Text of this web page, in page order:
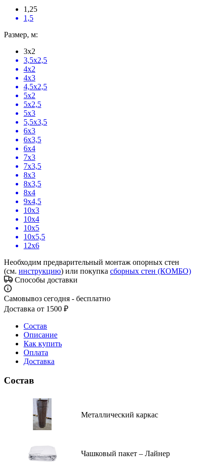
1,25
1,5
Размер, м:
3x2
3,5x2,5
4x2
4x3
4,5x2,5
5x2
5x2,5
5x3
5,5x3,5
6x3
6x3,5
6x4
7x3
7x3,5
8x3
8x3,5
8x4
9x4,5
10x3
10x4
10x5
10x5,5
12x6
Необходим предварительный монтаж опорных стен
(см. инструкцию) или покупка сборных стен (КОМБО)
Способы доставки
Самовывоз сегодня - бесплатно
Доставка от 1500 ₽
Состав
Описание
Как купить
Оплата
Доставка
Состав
Металлический каркас
Чашковый пакет – Лайнер